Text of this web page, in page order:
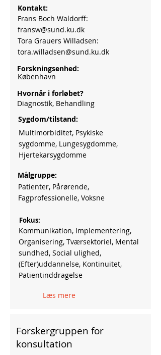
Kontakt:
Frans Boch Waldorff:
fransw@sund.ku.dk
Tora Grauers Willadsen:
tora.willadsen@sund.ku.dk
Forskningsenhed:
København
Hvornår i forløbet?
Diagnostik, Behandling
Sygdom/tilstand:
Multimorbiditet, Psykiske
sygdomme, Lungesygdomme,
Hjertekarsygdomme
Målgruppe:
Patienter, Pårørende,
Fagprofessionelle, Voksne
Fokus:
Kommunikation, Implementering,
Organisering, Tværsektoriel, Mental
sundhed, Social ulighed,
(Efter)uddannelse, Kontinuitet,
Patientinddragelse
Læs mere
Forskergruppen for
konsultation